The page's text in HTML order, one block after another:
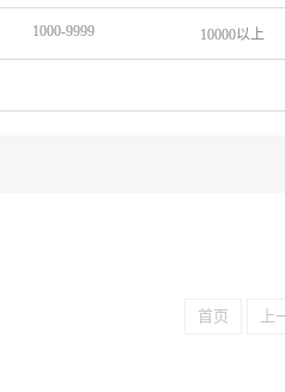
1000-9999 10000以上
首页 上